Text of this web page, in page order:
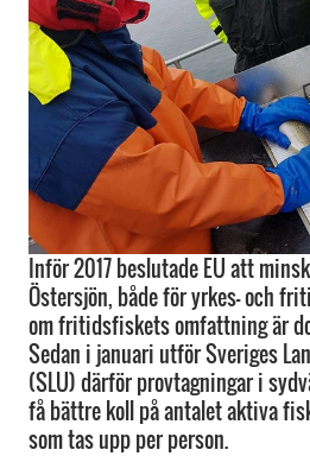
Inför 2017 beslutade EU att
Östersjön, både för yrkes- och
om fritidsfiskets omfattning är
Sedan i januari utför Sveriges
(SLU) därför provtagningar i
få bättre koll på antalet aktiva
som tas upp per person.